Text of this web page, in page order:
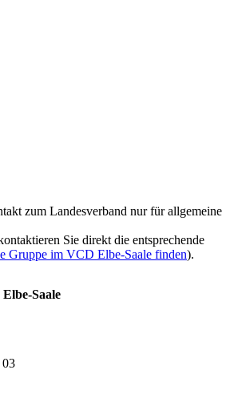
zum Landesverband nur für allgemeine
Sie direkt die entsprechende
Gruppe im VCD Elbe-Saale finden).
Saale